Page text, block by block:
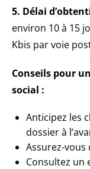
5. Délai
environ 10 à 15
Kbis par voie
Conseils pour
social :
Anticipez les
dossier à
Assurez-vous
Consultez un